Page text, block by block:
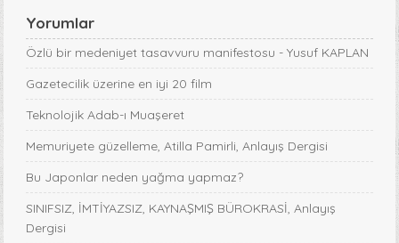
Yorumlar
Özlü bir medeniyet tasavvuru manifestosu - Yusuf KAPLAN
Gazetecilik üzerine en iyi 20 film
Teknolojik Adab-ı Muaşeret
Memuriyete güzelleme, Atilla Pamirli, Anlayış Dergisi
Bu Japonlar neden yağma yapmaz?
SINIFSIZ, İMTİYAZSIZ, KAYNAŞMIŞ BÜROKRASİ, Anlayış
Dergisi